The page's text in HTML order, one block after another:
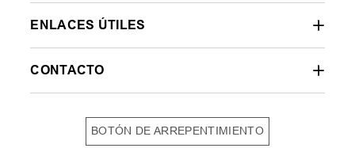
ENLACES ÚTILES
CONTACTO
BOTÓN DE ARREPENTIMIENTO